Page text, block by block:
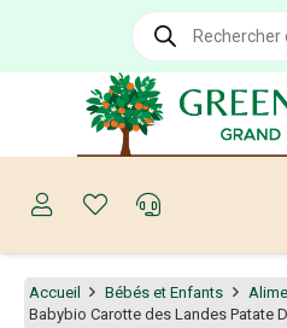
Recherche
produits
Accueil Bébés et Enfants
Babybio Carotte des Landes Patate